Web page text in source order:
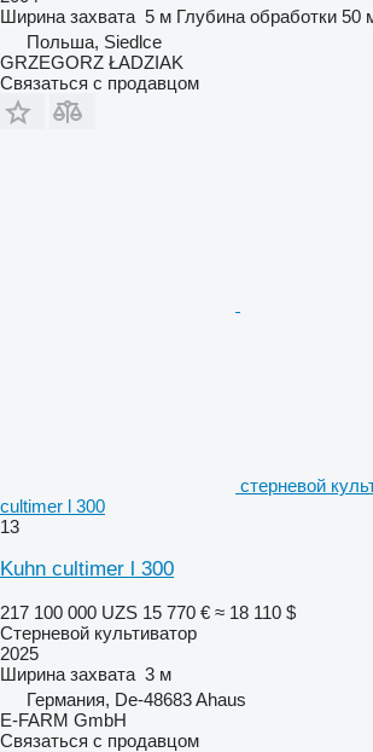
Ширина захвата 5 м Глубина обработки 50
Польша, Siedlce
GRZEGORZ ŁADZIAK
Связаться с продавцом
стерневой
cultimer l 300
13
Kuhn cultimer l 300
217 100 000 UZS 15 770 € ≈ 18 110 $
Стерневой культиватор
2025
Ширина захвата 3 м
Германия, De-48683 Ahaus
E-FARM GmbH
Связаться с продавцом